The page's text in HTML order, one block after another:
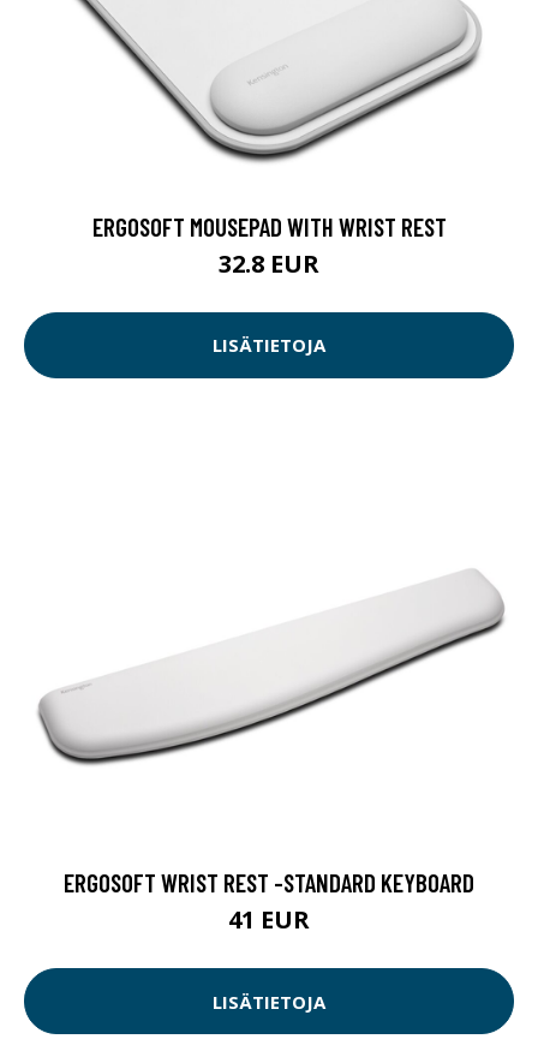
ERGOSOFT MOUSEPAD WITH WRIST REST
32.8 EUR
LISÄTIETOJA
ERGOSOFT WRIST REST -STANDARD KEYBOARD
41 EUR
LISÄTIETOJA